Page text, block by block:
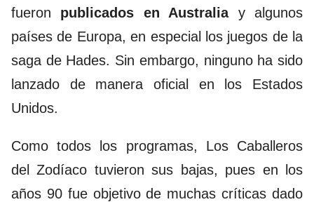
fueron publicados en Australiay algunos
países de Europa, en especial los juegos de la
saga de Hades. Sin embargo, ninguno ha sido
lanzado de manera oficial en los Estados
Unidos.
Como todos los programas, Los Caballeros
del Zodíaco tuvieron sus bajas, pues en los
años 90 fue objetivo de muchas críticas dado